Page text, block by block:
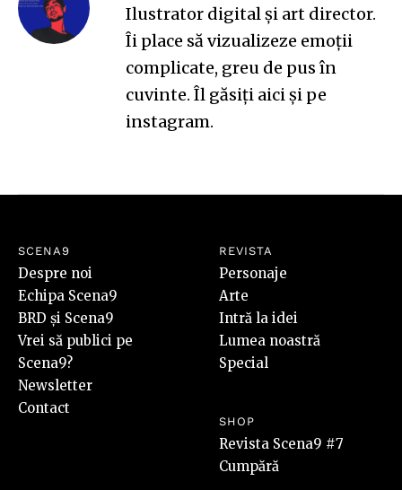
Ilustrator digital și art director.
Îi place să vizualizeze emoții
complicate, greu de pus în
cuvinte. Îl găsiți aiciși pe
instagram.
SCENA9
Despre noi
Echipa Scena9
BRD și Scena9
Vrei să publici pe
Scena9?
Newsletter
Contact
REVISTA
Personaje
Arte
Intră la idei
Lumea noastră
Special
SHOP
Revista Scena9 #7
Cumpără